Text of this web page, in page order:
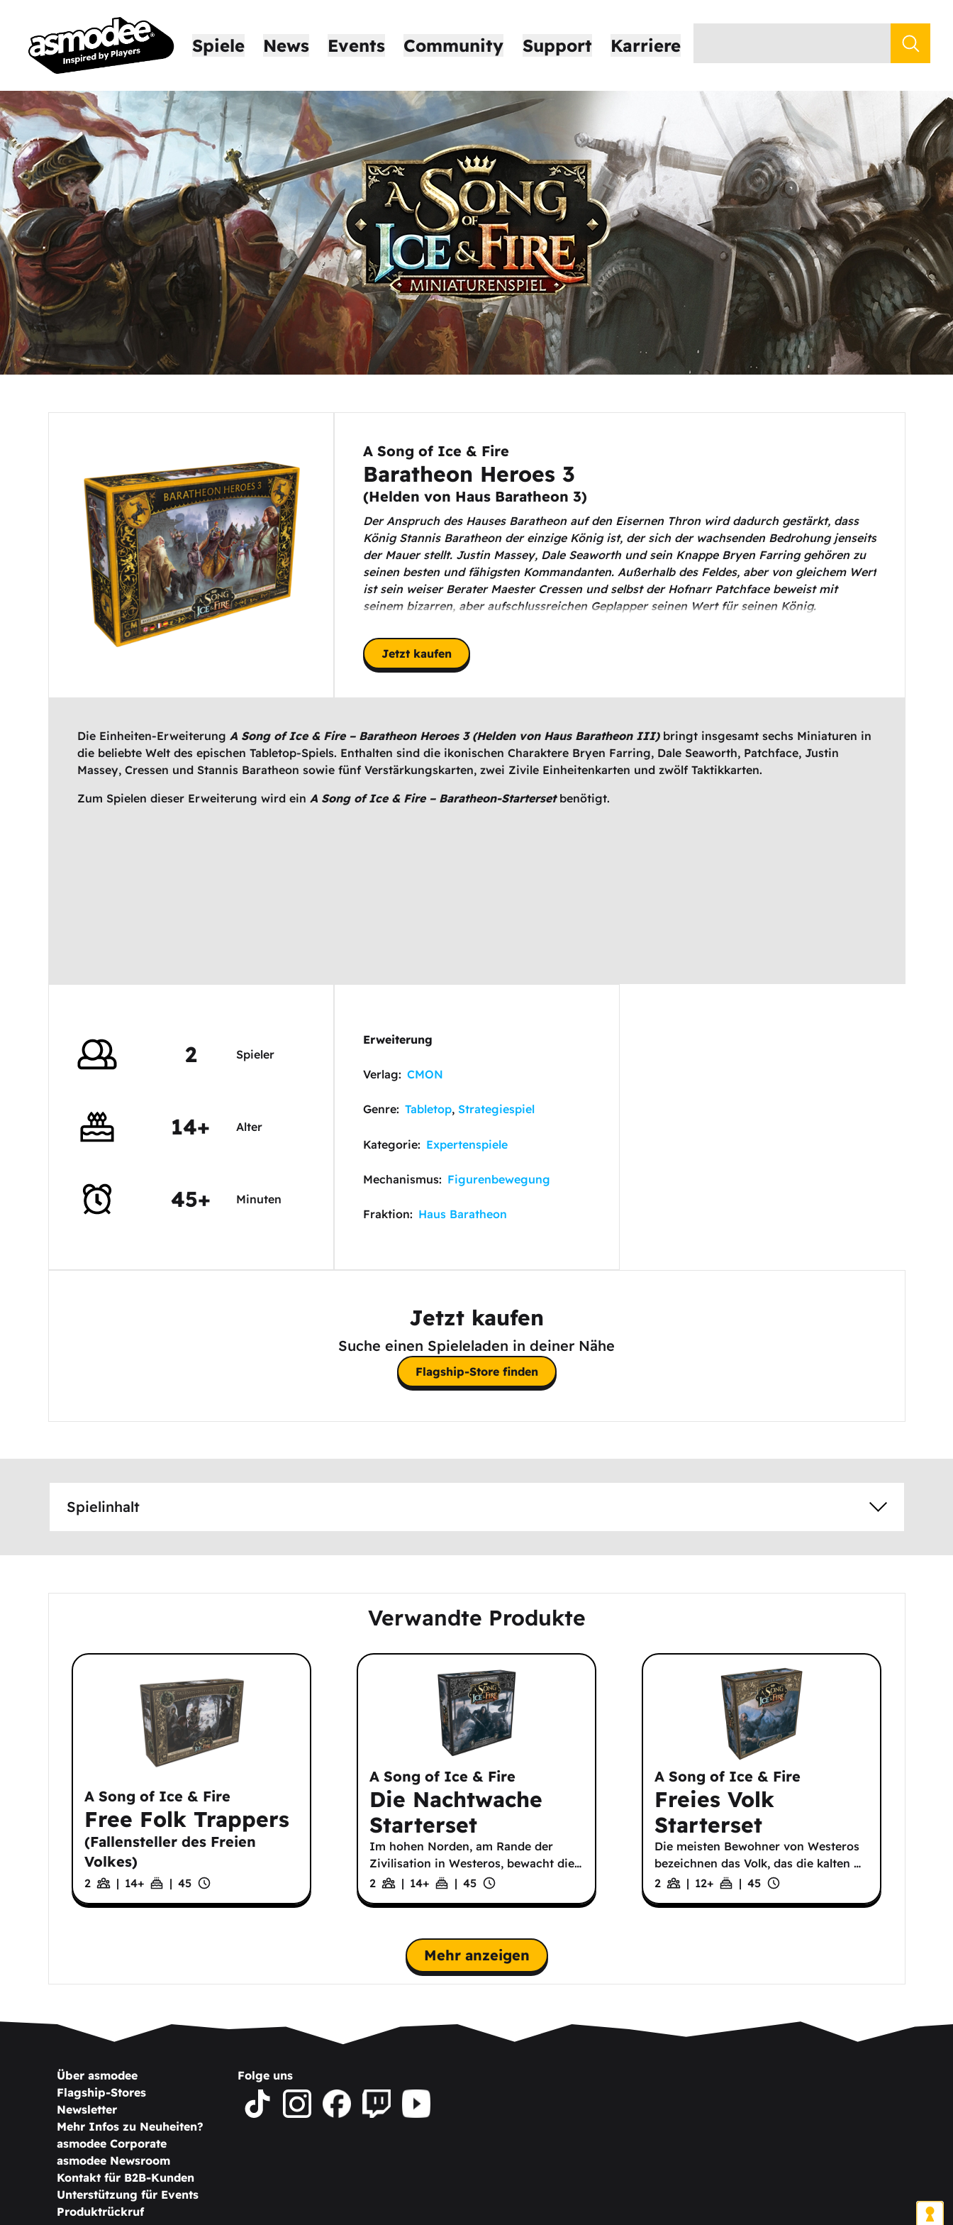
Spiele News Events Community Support Karriere
A Song of Ice & Fire
Baratheon Heroes 3
(Helden von Haus Baratheon 3)
Der Anspruch des Hauses Baratheon auf den Eisernen Thron wird dadurch gestärkt, dass
König Stannis Baratheon der einzige König ist, der sich der wachsenden Bedrohung jenseits
der Mauer stellt. Justin Massey, Dale Seaworth und sein Knappe Bryen Farring gehören zu
seinen besten und fähigsten Kommandanten. Außerhalb des Feldes, aber von gleichem Wert
ist sein weiser Berater Maester Cressen und selbst der Hofnarr Patchface beweist mit
seinem bizarren, aber aufschlussreichen Geplapper seinen Wert für seinen König.
Jetzt kaufen
Die Einheiten-Erweiterung A Song of Ice & Fire – Baratheon Heroes 3 (Helden von Haus Baratheon III) bringt insgesamt sechs Miniaturen in
die beliebte Welt des epischen Tabletop-Spiels. Enthalten sind die ikonischen Charaktere Bryen Farring, Dale Seaworth, Patchface, Justin
Massey, Cressen und Stannis Baratheon sowie fünf Verstärkungskarten, zwei Zivile Einheitenkarten und zwölf Taktikkarten.
Zum Spielen dieser Erweiterung wird ein A Song of Ice & Fire – Baratheon-Startersetbenötigt.
2 Spieler
14+ Alter
45+ Minuten
Erweiterung
Verlag: CMON
Genre: Tabletop, Strategiespiel
Kategorie: Expertenspiele
Mechanismus: Figurenbewegung
Fraktion: Haus Baratheon
Jetzt kaufen
Suche einen Spieleladen in deiner Nähe
Flagship-Store finden
Spielinhalt
Verwandte Produkte
A Song of Ice & Fire
Free Folk Trappers
(Fallensteller des Freien
Volkes)
2 | 14+ | 45
A Song of Ice & Fire
Die Nachtwache
Starterset
Im hohen Norden, am Rande der
Zivilisation in Westeros, bewacht die…
2
| 14+ | 45
A Song of Ice & Fire
Freies Volk
Starterset
Die meisten Bewohner von Westeros
bezeichnen das Volk, das die kalten…
2
| 12+ | 45
Mehr anzeigen
Über asmodee
Flagship-Stores
Newsletter
Mehr Infos zu Neuheiten?
asmodee Corporate
asmodee Newsroom
Kontakt für B2B-Kunden
Unterstützung für Events
Produktrückruf
Folge uns